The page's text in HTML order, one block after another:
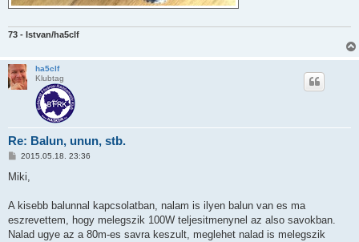
73 - Istvan/ha5clf
ha5clf
Klubtag
Re: Balun, unun, stb.
P
s
2015.05.18. 23:36
Miki,
A kisebb balunnal kapcsolatban, nalam is ilyen balun van es ma
eszrevettem, hogy melegszik 100W teljesitmenynel az also savokban.
Nalad ugye az a 80m-es savra keszult, meglehet nalad is melegszik